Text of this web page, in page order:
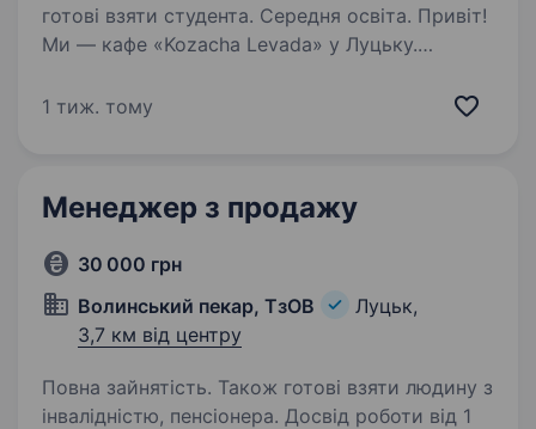
готові взяти студента. Середня освіта. Привіт!
Ми — кафе «Kozacha Levada» у Луцьку.
навіть якщо ти тільки починаєш свій шлях
1 тиж. тому
Менеджер з продажу
30 000 грн
Волинський пекар, ТзОВ
Луцьк,
3,7 км від центру
Повна зайнятість. Також готові взяти людину з
інвалідністю, пенсіонера. Досвід роботи від 1